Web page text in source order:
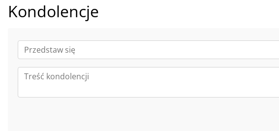
Kondolencje